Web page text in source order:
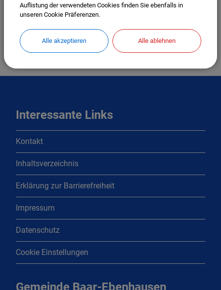
Interessante Links
Kontakt
Inhaltsverzeichnis
Erklärung zur Barrierefreiheit
Impressum
Datenschutz
Cookie Einstellungen
Gemeinde Baar-Ebenhausen
Auflistung der verwendeten Cookies finden Sie ebenfalls in
unseren Cookie Präferenzen.
Alle akzeptieren Alle ablehnen